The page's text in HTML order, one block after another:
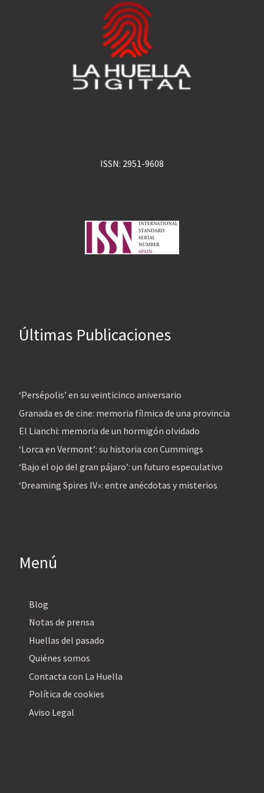
ISSN: 2951-9608
Últimas Publicaciones
‘Persépolis’ en su veinticinco aniversario
Granada es de cine: memoria fílmica de una provincia
El Lianchi: memoria de un hormigón olvidado
‘Lorca en Vermont’: su historia con Cummings
‘Bajo el ojo del gran pájaro’: un futuro especulativo
‘Dreaming Spires IV»: entre anécdotas y misterios
Menú
Blog
Notas de prensa
Huellas del pasado
Quiénes somos
Contacta con La Huella
Política de cookies
Aviso Legal